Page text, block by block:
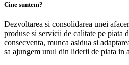
Cine suntem?
Dezvoltarea si consolidarea unei
produse si servicii de calitate pe piata
consecventa, munca asidua si
sa ajungem unul din liderii de piata in